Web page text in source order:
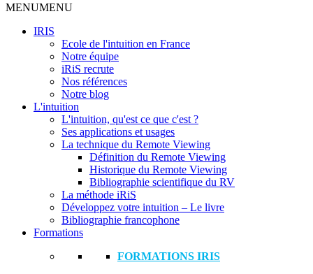
MENUMENU
IRIS
Ecole de l'intuition en France
Notre équipe
iRiS recrute
Nos références
Notre blog
L'intuition
L'intuition, qu'est ce que c'est ?
Ses applications et usages
La technique du Remote Viewing
Définition du Remote Viewing
Historique du Remote Viewing
Bibliographie scientifique du RV
La méthode iRiS
Développez votre intuition – Le livre
Bibliographie francophone
Formations
FORMATIONS IRIS